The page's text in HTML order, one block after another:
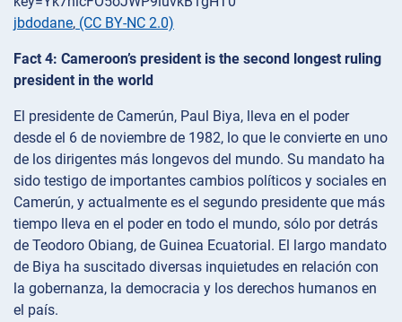
jbdodane, (CC BY-NC 2.0)
Fact 4: Cameroon’s president is the second longest ruling
president in the world
El presidente de Camerún, Paul Biya, lleva en el poder
desde el 6 de noviembre de 1982, lo que le convierte en uno
de los dirigentes más longevos del mundo. Su mandato ha
sido testigo de importantes cambios políticos y sociales en
Camerún, y actualmente es el segundo presidente que más
tiempo lleva en el poder en todo el mundo, sólo por detrás
de Teodoro Obiang, de Guinea Ecuatorial. El largo mandato
de Biya ha suscitado diversas inquietudes en relación con
la gobernanza, la democracia y los derechos humanos en
el país.